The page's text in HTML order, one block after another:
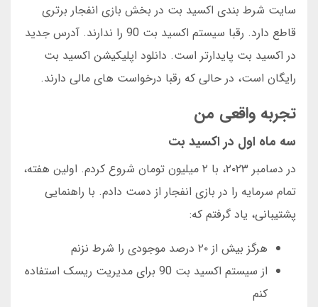
سایت شرط بندی اکسید بت در بخش بازی انفجار برتری
قاطع دارد. رقبا سیستم اکسید بت 90 را ندارند. آدرس جدید
در اکسید بت پایدارتر است. دانلود اپلیکیشن اکسید بت
رایگان است، در حالی که رقبا درخواست های مالی دارند.
تجربه واقعی من
سه ماه اول در اکسید بت
در دسامبر ۲۰۲۳، با ۲ میلیون تومان شروع کردم. اولین هفته،
تمام سرمایه را در بازی انفجار از دست دادم. با راهنمایی
پشتیبانی، یاد گرفتم که:
هرگز بیش از ۲۰ درصد موجودی را شرط نزنم
از سیستم اکسید بت 90 برای مدیریت ریسک استفاده
کنم